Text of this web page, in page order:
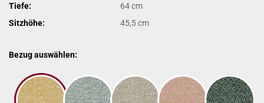
Tiefe:
64 cm
Sitzhöhe:
45,5 cm
Bezug auswählen: